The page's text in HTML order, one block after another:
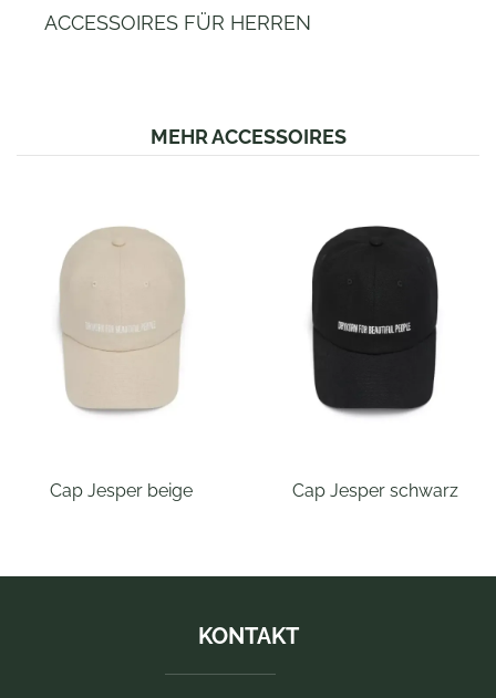
ACCESSOIRES FÜR HERREN
MEHR ACCESSOIRES
Cap Jesper beige Cap Jesper schwarz
KONTAKT